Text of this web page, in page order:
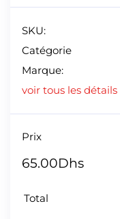
SKU:
Catégorie
Marque:
voir tous les détails
Prix
65.00Dhs
Total